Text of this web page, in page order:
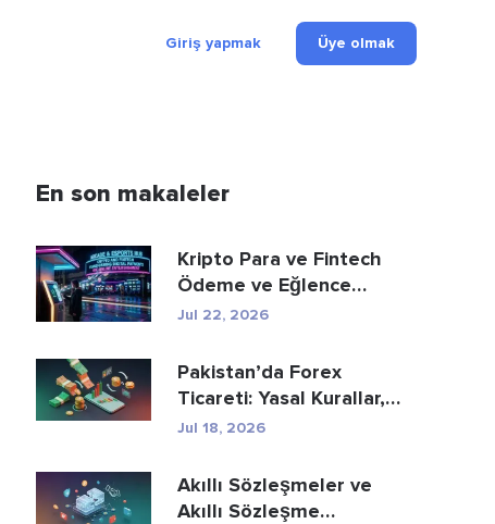
Giriş yapmak Üye olmak
En son makaleler
Kripto Para ve Fintech
Ödeme ve Eğlence
Sektörünü Nasıl Yeni...
Jul 22, 2026
Pakistan’da Forex
Ticareti: Yasal Kurallar,
Aracı Kurumlar, Tic...
Jul 18, 2026
Akıllı Sözleşmeler ve
Akıllı Sözleşme